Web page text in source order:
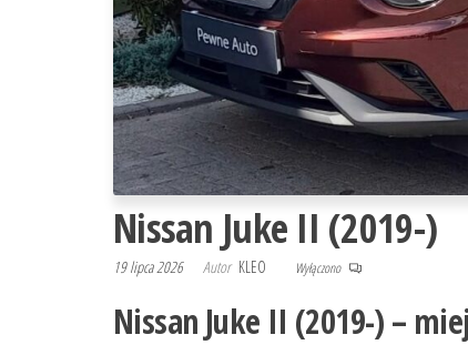
Nissan Juke II (2019-)
19 lipca 2026 Autor KLEO Wyłączono
Nissan Juke II (2019-) –